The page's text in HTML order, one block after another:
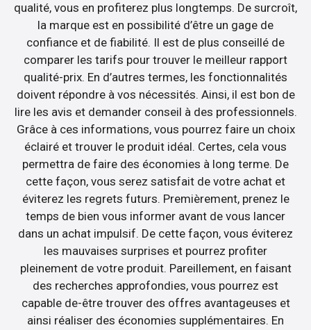
qualité, vous en profiterez plus longtemps. De surcroît,
la marque est en possibilité d’être un gage de
confiance et de fiabilité. Il est de plus conseillé de
comparer les tarifs pour trouver le meilleur rapport
qualité-prix. En d’autres termes, les fonctionnalités
doivent répondre à vos nécessités. Ainsi, il est bon de
lire les avis et demander conseil à des professionnels.
Grâce à ces informations, vous pourrez faire un choix
éclairé et trouver le produit idéal. Certes, cela vous
permettra de faire des économies à long terme. De
cette façon, vous serez satisfait de votre achat et
éviterez les regrets futurs. Premièrement, prenez le
temps de bien vous informer avant de vous lancer
dans un achat impulsif. De cette façon, vous éviterez
les mauvaises surprises et pourrez profiter
pleinement de votre produit. Pareillement, en faisant
des recherches approfondies, vous pourrez est
capable de-être trouver des offres avantageuses et
ainsi réaliser des économies supplémentaires. En